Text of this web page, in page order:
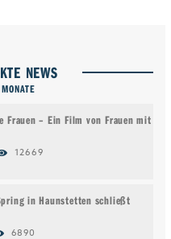
NEWS
Frauen – Ein Film von Frauen mit
12669
in Haunstetten schließt
6890